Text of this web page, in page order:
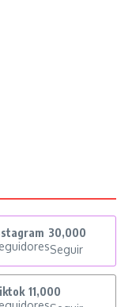
30,000
Seguir
11,000